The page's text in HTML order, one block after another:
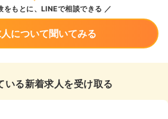
をもとに、LINEで相談できる
について聞いてみる
いる新着求人を受け取る